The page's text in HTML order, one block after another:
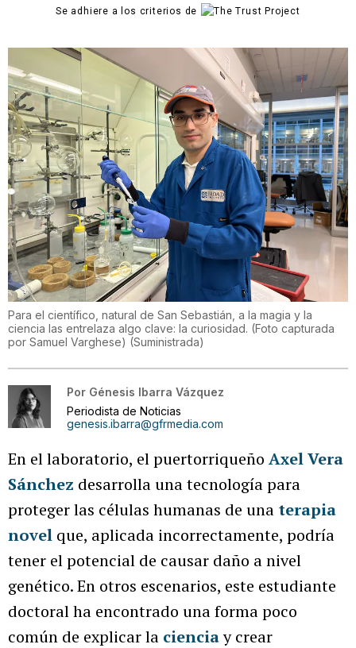
Se adhiere a los criterios de
Para el científico, natural de San Sebastián, a la magia y la
ciencia las entrelaza algo clave: la curiosidad. (Foto capturada
por Samuel Varghese) (Suministrada)
Por Génesis Ibarra Vázquez
Periodista de Noticias
genesis.ibarra@gfrmedia.com
En el laboratorio, el puertorriqueño Axel Vera
Sánchez desarrolla una tecnología para
proteger las células humanas de una terapia
novel que, aplicada incorrectamente, podría
tener el potencial de causar daño a nivel
genético. En otros escenarios, este estudiante
doctoral ha encontrado una forma poco
común de explicar la cienciay crear